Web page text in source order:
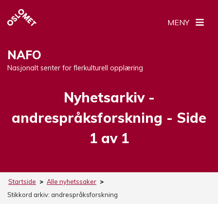
NAFO
Nasjonalt senter for flerkulturell opplæring
MENY
Nyhetsarkiv -
andrespråksforskning - Side
1 av 1
Startside > Alle nyhetssaker >
Stikkord arkiv: andrespråksforskning